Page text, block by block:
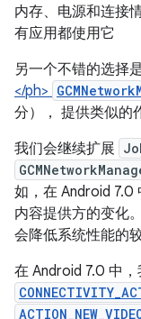
内存、电源和连接
有应用都使用它
另一个不错的选择
</ph>
分）， 提供类似的
我们会继续扩展
如，在 Android 7.0
内容提供方的变化
会降低系统性能的
在 Android 7.0 中